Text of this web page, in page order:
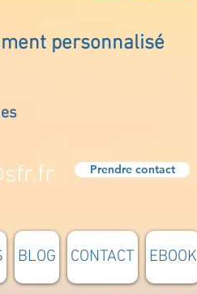
personnalisé
Prendre contact
BLOG CONTACT EBOOK